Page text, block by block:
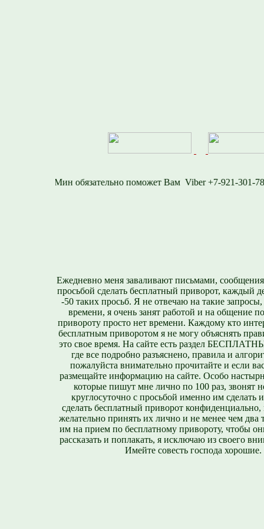
Viber +7-921-
Ежедневно меня заваливают письмами,
просьбой сделать бесплатный приворот, каждый
-50 таких просьб. Я не отвечаю на такие
времени, я очень занят работой и на общение
привороту просто нет времени. Каждому кто
бесплатным приворотом я не могу объяснять
это свое время. На сайте есть раздел
где все подробно разъяснено, правила и
пожалуйста внимательно прочитайте и если
размещайте информацию на сайте. Особо
которые пишут мне лично по 100 раз, звонят
круглосуточно с просьбой именно им сделать
сделать бесплатный приворот конфиденциально,
желательно принять их лично и не менее чем два
им на прием по бесплатному привороту, чтобы
рассказать и поплакать, я исключаю из своего
Имейте совесть господа хорошие.